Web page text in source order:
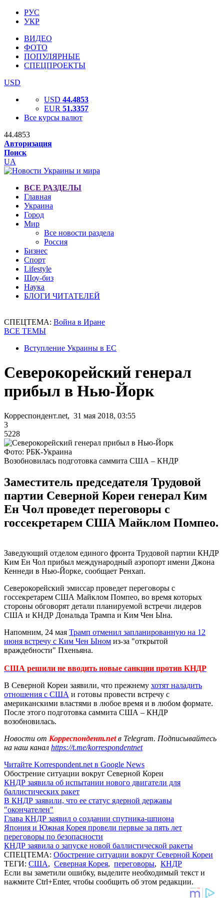
РУС
УКР
ВИДЕО
ФОТО
ПОПУЛЯРНЫЕ
СПЕЦПРОЕКТЫ
USD
USD 44.4853
EUR 51.3357
Все курсы валют
44.4853
Авторизация
Поиск
UA
ВСЕ РАЗДЕЛЫ
Главная
Украина
Город
Мир
Все новости раздела
Россия
Бизнес
Спорт
Lifestyle
Шоу-биз
Наука
БЛОГИ ЧИТАТЕЛЕЙ
СПЕЦТЕМА: Война в Иране
ВСЕ ТЕМЫ
Вступление Украины в ЕС
Северокорейский генерал
прибыл в Нью-Йорк
Корреспондент.net, 31 мая 2018, 03:55
3
5228
Фото: РБК-Украина
Возобновилась подготовка саммита США – КНДР
Заместитель председателя Трудовой
партии Северной Кореи генерал Ким
Ен Чол проведет переговоры с
госсекретарем США Майклом Помпео.
Заведующий отделом единого фронта Трудовой партии КНДР
Ким Ен Чол прибыл международный аэропорт имени Джона
Кеннеди в Нью-Йорке, сообщает Ренхап.
Северокорейский эмиссар проведет переговоры с
госсекретарем США Майклом Помпео, во время которых
стороны обговорят детали планируемой встречи лидеров
США и КНДР Дональда Трампа и Ким Чен Ына.
Напомним, 24 мая Трамп отменил запланированную на 12
июня встречу с Ким Чен Ыном из-за "открытой
враждебности" Пхеньяна.
США решили не вводить новые санкции против КНДР
В Северной Кореи заявили, что прежнему хотят наладить
отношения с США и готовы провести встречу с
американскими властями в любое время и в любом формате.
После этого подготовка саммита США – КНДР
возобновилась.
Новости от Корреспондент.netв Telegram. Подписывайтесь
на наш канал https://t.me/korrespondentnet
Читайте Korrespondent.net в Google News
Обострение ситуации вокруг Северной Кореи
КНДР заявила об испытании нового двигатели для
баллистических ракет
В КНДР заявили, что ее статус ядерной державы
"окончателен"
Глава КНДР заявил о создании спутника-шпиона
Япония и Южная Корея провели первые за пять лет
переговоры по безопасности
КНДР заявила о запуске новой баллистической ракеты
СПЕЦТЕМА: Обострение ситуации вокруг Северной Кореи
ТЕГИ: США, Северная Корея, переговоры, КНДР
Если вы заметили ошибку, выделите необходимый текст и
нажмите Ctrl+Enter, чтобы сообщить об этом редакции.